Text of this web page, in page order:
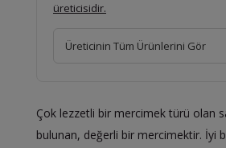
üreticisidir.
Üreticinin Tüm Ürünlerini Gör
Çok lezzetli bir mercimek türü olan
bulunan, değerli bir mercimektir. İyi